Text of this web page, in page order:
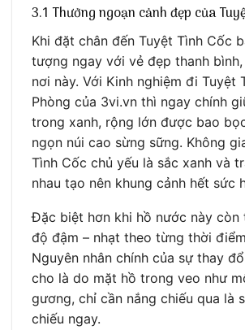
3.1 Thưởng ngoạn cảnh đẹp của
Khi đặt chân đến Tuyệt Tình Cốc
tượng ngay với vẻ đẹp thanh
nơi này. Với Kinh nghiệm đi Tuyệt
Phòng của 3vi.vn thì ngay chính
trong xanh, rộng lớn được bao
ngọn núi cao sừng sững. Không
Tình Cốc chủ yếu là sắc xanh và
nhau tạo nên khung cảnh hết sức
Đặc biệt hơn khi hồ nước này còn
độ đậm – nhạt theo từng thời
Nguyên nhân chính của sự thay
cho là do mặt hồ trong veo như
gương, chỉ cần nắng chiếu qua là
chiếu ngay.